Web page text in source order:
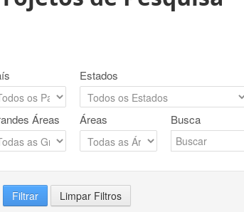
Estados
Áreas Áreas Busca
Filtrar Limpar Filtros